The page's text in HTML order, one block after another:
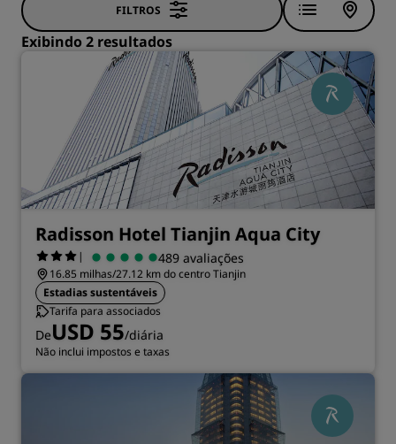
FILTROS
Exibindo 2 resultados
Radisson Hotel Tianjin Aqua City
| 489 avaliações
16.85 milhas/27.12 km do centro Tianjin
Estadias sustentáveis
Tarifa para associados
DeUSD 55/diária
Não inclui impostos e taxas